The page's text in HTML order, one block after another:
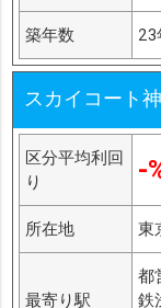
築年数 23
スカイコート
区分平均利回
り
-
所在地 東
最寄り駅
都
鉄